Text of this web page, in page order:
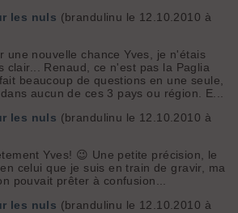
les nuls (brandulinu le 12.10.2010 à
une nouvelle chance Yves, je n'étais
clair... Renaud, ce n'est pas la Paglia
beaucoup de questions en une seule,
aucun de ces 3 pays ou région. E...
les nuls (brandulinu le 12.10.2010 à
Yves! 😉 Une petite précision, le
celui que je suis en train de gravir, ma
pouvait prêter à confusion...
les nuls (brandulinu le 12.10.2010 à